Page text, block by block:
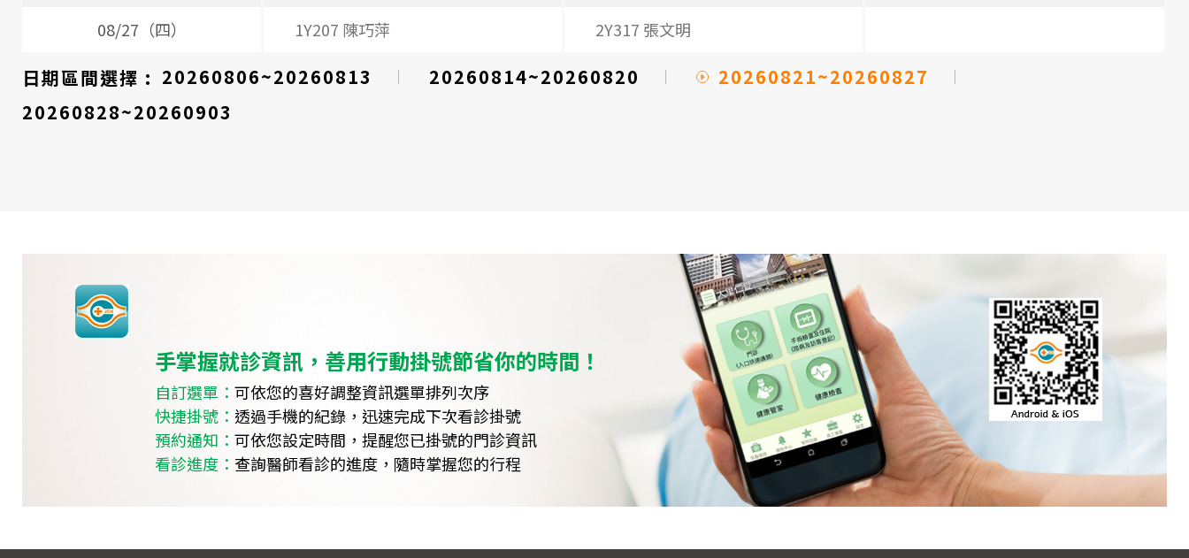
08/27（四） 1Y207 陳巧萍 2Y317 張文明
日期區間選擇 : 20260806~20260813 20260814~20260820
20260821~20260827
20260828~20260903
手掌握就診資訊，善用行動掛號節省你的時間！
自訂選單： 可依您的喜好調整資訊選單排列次序
快捷掛號： 透過手機的紀錄，迅速完成下次看診掛號
預約通知： 可依您設定時間，提醒您已掛號的門診資訊
看診進度： 查詢醫師看診的進度，隨時掌握您的行程